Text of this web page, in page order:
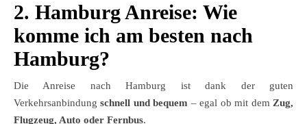
2. Hamburg Anreise: Wie
komme ich am besten nach
Hamburg?
Die Anreise nach Hamburg ist dank der guten
Verkehrsanbindungschnell und bequem – egal ob mit dem Zug,
Flugzeug, Auto oder Fernbus.